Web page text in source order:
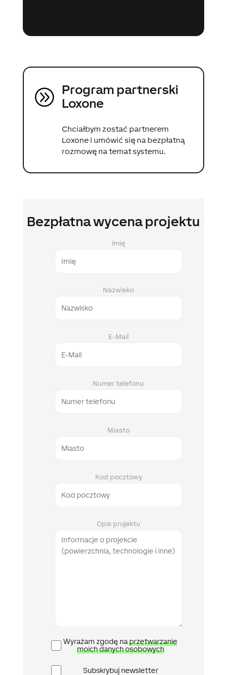
A Program partnerski
Loxone
Chciałbym zostać partnerem
Loxone i umówić się na bezpłatną
rozmowę na temat systemu.
Bezpłatna wycena projektu
Imię
Nazwisko
E-Mail
Numer telefonu
Miasto
Kod pocztowy
Opis projektu
Polityka
prywatności
Wyrażam zgodę naprzetwarzanie
moich danych osobowych
Newsletter
Subskrybuj newsletter